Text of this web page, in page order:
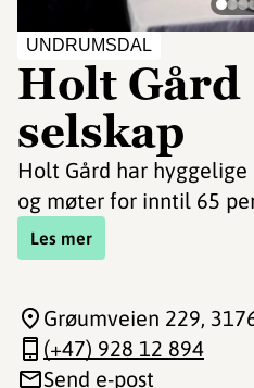
UNDRUMSDAL
Holt Gård
selskap
Holt Gård har
og møter for inntil 65
Les mer
Grøumveien 229,
(+47) 928 12 894
Send e-post